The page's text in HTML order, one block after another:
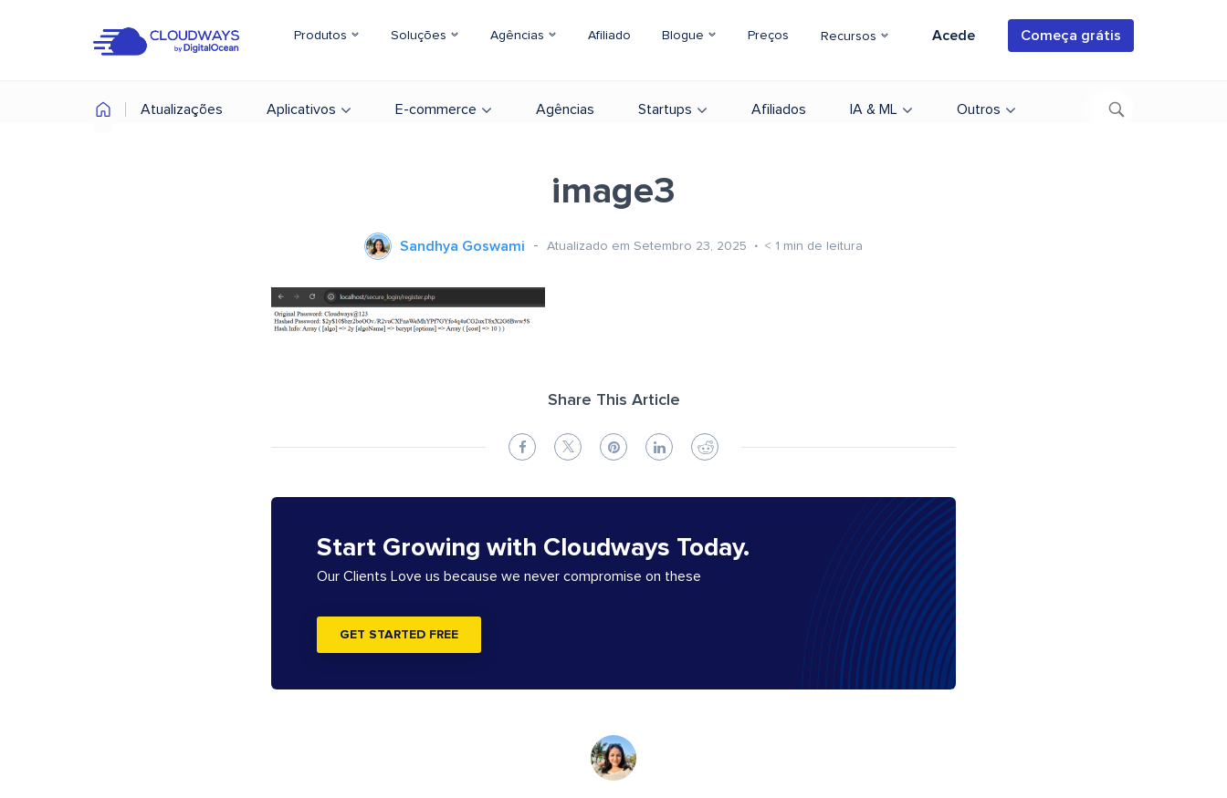
Produtos Soluções Agências Afiliado Blogue Preços Recursos Acede Começa grátis
Atualizações Aplicativos E-commerce Agências Startups Afiliados IA & ML Outros
image3
Sandhya Goswami Atualizado em Setembro 23, 2025 < 1 min de leitura
Share This Article
Start Growing with Cloudways Today.
Our Clients Love us because we never compromise on these
GET STARTED FREE